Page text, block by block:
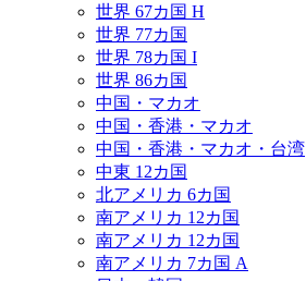
世界 67カ国 H
世界 77カ国
世界 78カ国 I
世界 86カ国
中国・マカオ
中国・香港・マカオ
中国・香港・マカオ・台湾
中東 12カ国
北アメリカ 6カ国
南アメリカ 12カ国
南アメリカ 12カ国
南アメリカ 7カ国 A